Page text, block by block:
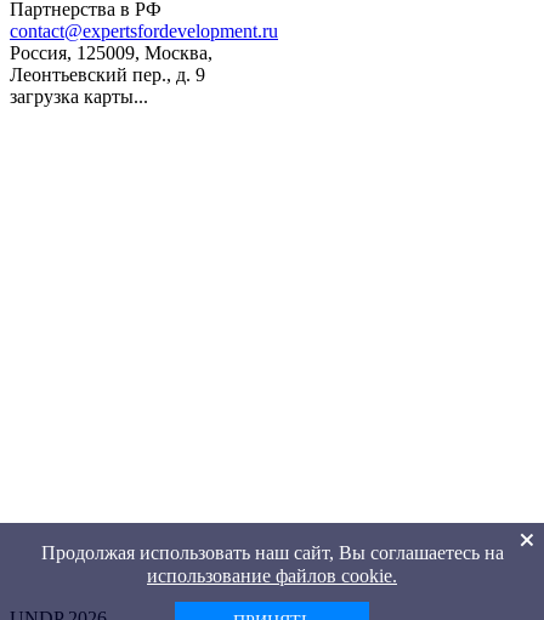
Партнерства в РФ
contact@expertsfordevelopment.ru
Россия, 125009, Москва,
Леонтьевский пер., д. 9
загрузка карты...
Продолжая использовать наш сайт, Вы соглашаетесь на
использование файлов cookie.